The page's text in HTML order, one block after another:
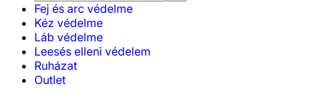
Fej és arc védelme
Kéz védelme
Láb védelme
Leesés elleni védelem
Ruházat
Outlet